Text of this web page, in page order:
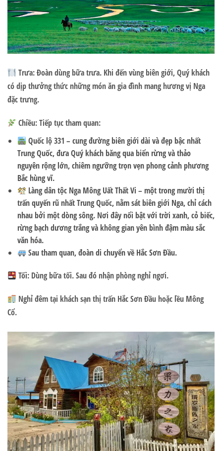
Trưa:Đoàn dùng bữa trưa. Khi đến vùng biên giới, Quý khách
có dịp thưởng thức nhữngmón ăn gia đình mang hương vị Nga
đặc trưng.
Chiều: Tiếp tục tham quan:
Quốc lộ 331 – cung đường biên giới dài và đẹp bậc nhất
Trung Quốc, đưa Quý khách băng qua biển rừng và thảo
nguyên rộng lớn, chiêm ngưỡng trọn vẹn phong cảnh phương
Bắc hùng vĩ.
Làng dân tộc Nga Mông Uất Thất Vi – một trong mười thị
trấn quyến rũ nhất Trung Quốc, nằm sát biên giới Nga, chỉ cách
nhau bởi một dòng sông. Nơi đây nổi bật với trời xanh, cỏ biếc,
rừng bạch dương trắng và không gian yên bình đậm màu sắc
văn hóa.
Sau tham quan, đoàn di chuyển về Hắc Sơn Đầu.
Tối: Dùng bữa tối. Sau đó nhận phòng nghỉ ngơi.
Nghỉ đêm tại khách sạn thị trấn Hắc Sơn Đầu hoặc lều Mông
Cổ.